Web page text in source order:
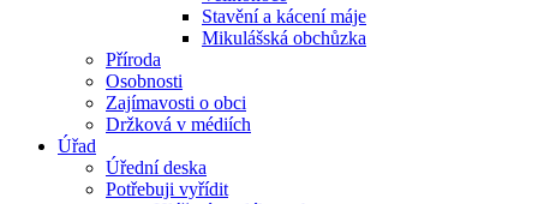
Stavění a kácení máje
Mikulášská obchůzka
Příroda
Osobnosti
Zajímavosti o obci
Držková v médiích
Úřad
Úřední deska
Potřebuji vyřídit